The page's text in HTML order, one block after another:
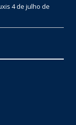
4 de julho de